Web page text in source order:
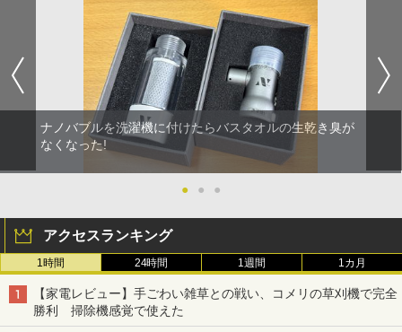
ナノバブルを洗濯機に付けたらバスタオルの生乾き臭が
なくなった!
● ● ●
アクセスランキング
1時間 24時間 1週間 1カ月
【家電レビュー】手ごわい雑草との戦い、コメリの草刈機で完全
勝利 掃除機感覚で使えた